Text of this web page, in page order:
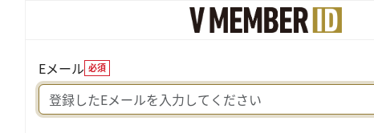
Eメール 必須